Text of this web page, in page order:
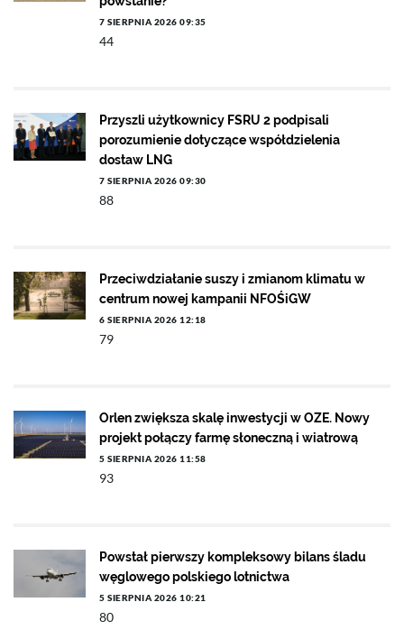
7 SIERPNIA 2026 09:35
44
Przyszli użytkownicy FSRU 2 podpisali
porozumienie dotyczące współdzielenia
dostaw LNG
7 SIERPNIA 2026 09:30
88
Przeciwdziałanie suszy i zmianom klimatu w
centrum nowej kampanii NFOŚiGW
6 SIERPNIA 2026 12:18
79
Orlen zwiększa skalę inwestycji w OZE. Nowy
projekt połączy farmę słoneczną i wiatrową
5 SIERPNIA 2026 11:58
93
Powstał pierwszy kompleksowy bilans śladu
węglowego polskiego lotnictwa
5 SIERPNIA 2026 10:21
80